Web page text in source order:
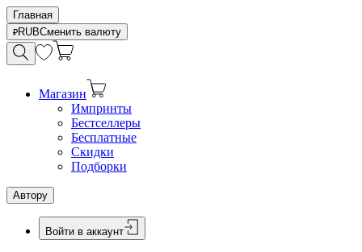
Главная
RUBСменить валюту
Магазин
Импринты
Бестселлеры
Бесплатные
Скидки
Подборки
Автору
Войти в аккаунт